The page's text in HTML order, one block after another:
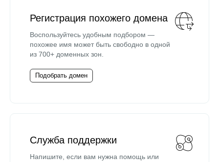
Регистрация похожего домена
Воспользуйтесь удобным подбором —
похожее имя может быть свободно в одной
из 700+ доменных зон.
Подобрать домен
Служба поддержки
Напишите, если вам нужна помощь или